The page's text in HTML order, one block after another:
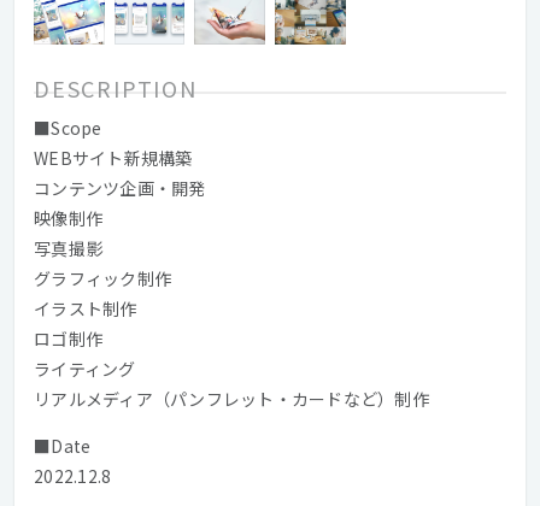
DESCRIPTION
■Scope
WEBサイト新規構築
コンテンツ企画・開発
映像制作
写真撮影
グラフィック制作
イラスト制作
ロゴ制作
ライティング
リアルメディア（パンフレット・カードなど）制作
■Date
2022.12.8